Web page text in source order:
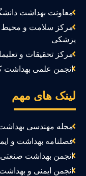
معاونت بهداشت
مرکز سلامت و محیط
مرکز تحقیقات و
انجمن علمی بهداشت کار
های مهم
مجله مهندسی بهداشت
فصلنامه بهداشت و
انجمن بهداشت صنعتی
انجمن ایمنی و بهداشت